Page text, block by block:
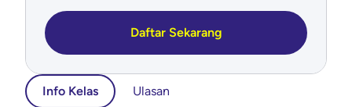
Daftar Sekarang
Info Kelas Ulasan